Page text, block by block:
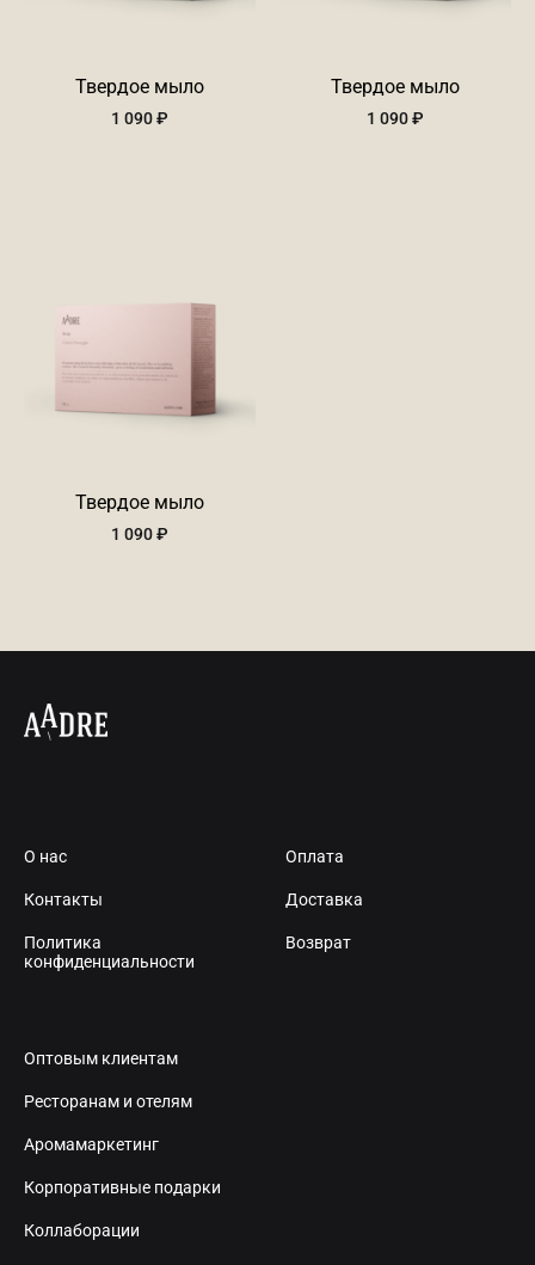
Твердое мыло
1 090₽
Твердое мыло
1 090₽
Твердое мыло
1 090₽
О нас
Контакты
Политика
конфиденциальности
Оплата
Доставка
Возврат
Оптовым клиентам
Ресторанам и отелям
Аромамаркетинг
Корпоративные подарки
Коллаборации